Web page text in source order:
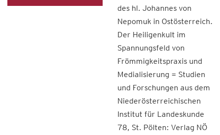
des hl. Johannes von
Nepomuk in Ostösterreich.
Der Heiligenkult im
Spannungsfeld von
Frömmigkeitspraxis und
Medialisierung = Studien
und Forschungen aus dem
Niederösterreichischen
Institut für Landeskunde
78, St. Pölten: Verlag NÖ